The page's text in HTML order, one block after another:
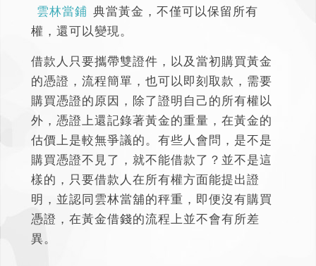
雲林當鋪 典當黃金 ，不僅可以保留所有
權，還可以變現。
借款人只要攜帶雙證件，以及當初購買黃金
的憑證，流程簡單，也可以即刻取款，需要
購買憑證的原因，除了證明自己的所有權以
外，憑證上還記錄著黃金的重量，在黃金的
估價上是較無爭議的。有些人會問，是不是
購買憑證不見了，就不能借款了？並不是這
樣的，只要借款人在所有權方面能提出證
明，並認同雲林當舖的秤重，即便沒有購買
憑證，在黃金借錢的流程上並不會有所差
異。